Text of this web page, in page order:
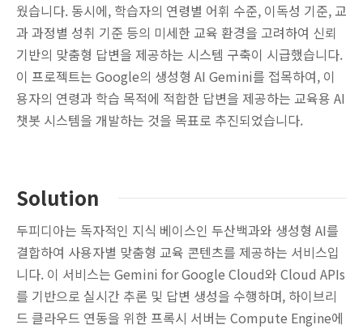
웠습니다. 동시에, 학습자의 연령별 어휘 수준, 이독성 기준, 교
과 과정별 성취 기준 등의 미세한 교육 환경을 고려하여 신뢰
기반의 맞춤형 답변을 제공하는 시스템 구축이 시급했습니다.
이 프로젝트는 Google의 생성형 AI Gemini를 접목하여, 이
용자의 연령과 학습 목적에 적합한 답변을 제공하는 교육용 AI
챗봇 시스템을 개발하는 것을 목표로 추진되었습니다.
Solution
두피디아는 독자적인 지식 베이스인 두산백과와 생성형 AI를
결합하여 사용자별 맞춤형 교육 콘텐츠를 제공하는 서비스입
니다. 이 서비스는 Gemini for Google Cloud와 Cloud APIs
를 기반으로 실시간 추론 및 답변 생성을 수행하며, 하이브리
드 클라우드 연동을 위한 프록시 서버는 Compute Engine에